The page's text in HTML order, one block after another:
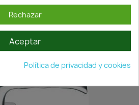
CONTRAVENTANA...
9,32 € 6,52 €
Rechazar
Aceptar
Política de privacidad y cookies